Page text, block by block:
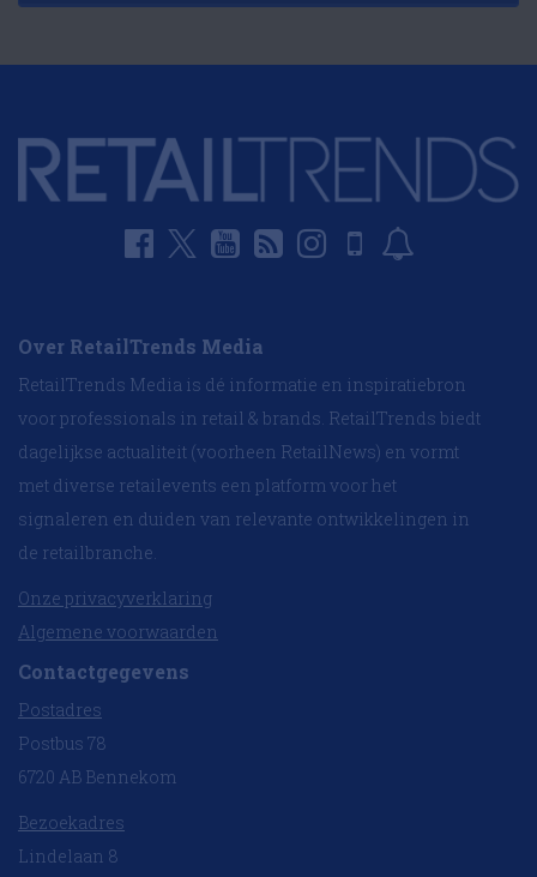
Over RetailTrends Media
RetailTrends Media is dé informatie en inspiratiebron
voor professionals in retail & brands. RetailTrends biedt
dagelijkse actualiteit (voorheen RetailNews) en vormt
met diverse retailevents een platform voor het
signaleren en duiden van relevante ontwikkelingen in
de retailbranche.
Onze privacyverklaring
Algemene voorwaarden
Contactgegevens
Postadres
Postbus 78
6720 AB Bennekom
Bezoekadres
Lindelaan 8